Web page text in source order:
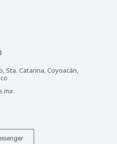
Sta. Catarina, Coyoacán,